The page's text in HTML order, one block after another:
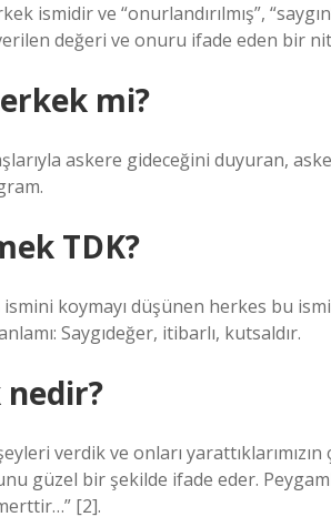
ismidir ve “onurlandırılmış”,
değeri ve onuru ifade eden bir
mi?
askere gideceğini duyuran,
TDK?
koymayı düşünen herkes bu
Saygıdeğer, itibarlı, kutsaldır.
verdik ve onları yarattıklarımızın
güzel bir şekilde ifade eder.
[2].